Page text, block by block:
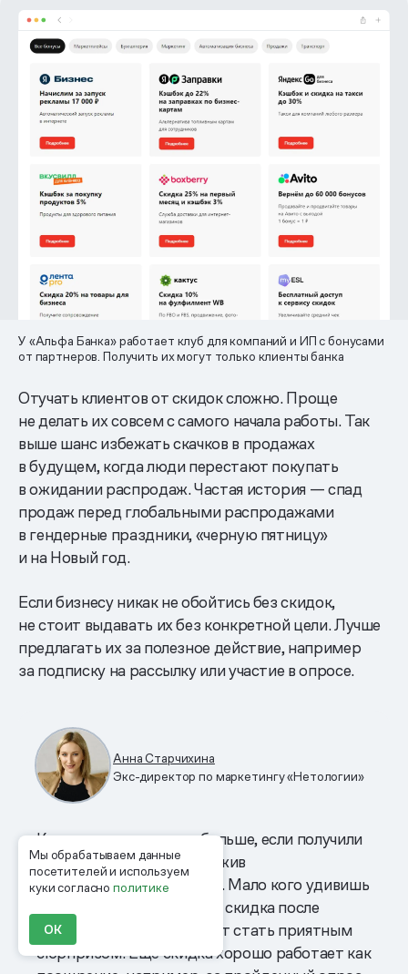
Мы обрабатываем данные
посетителей и используем
куки согласнополитике
ОК
У «‎Альфа Банка» работает клуб для компаний и ИП с бонусами
от партнеров. Получить их могут только клиенты банка
Отучать клиентов от скидок сложно. Проще
не делать их совсем с самого начала работы. Так
выше шанс избежать скачков в продажах
в будущем, когда люди перестают покупать
в ожидании распродаж. Частая история — спад
продаж перед глобальными распродажами
в гендерные праздники, «черную пятницу»
и на Новый год.
Если бизнесу никак не обойтись без скидок,
не стоит выдавать их без конкретной цели. Лучше
предлагать их за полезное действие, например
за подписку на рассылку или участие в опросе.
Анна Старчихина
Экс-директор по маркетингу «Нетологии»
Клиенты ценят скидку больше, если получили
ее не просто так, а приложив
соответствующие усилия. Мало кого удивишь
дисконтом на сайте, зато скидка после
прохождения курса может стать приятным
сюрпризом. Еще скидка хорошо работает как